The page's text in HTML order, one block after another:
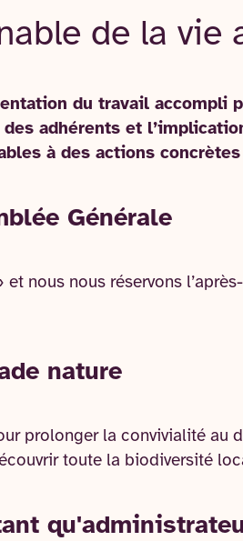
de la vie
du travail accompli
adhérents et
à des actions
Générale
nous nous réservons
nature
prolonger la convivialité au
toute la biodiversité